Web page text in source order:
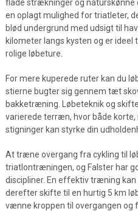
flade strækninger og naturskønne
en oplagt mulighed for triatleter,
blød undergrund med udsigt til
kilometer langs kysten og er
rolige løbeture.
For mere kuperede ruter kan du
stierne bugter sig gennem tæt
bakketræning. Løbeteknik og
varierede terræn, hvor både korte,
stigninger kan styrke din
At træne overgang fra cykling til
triatlontræningen, og Falster har
discipliner. En effektiv træning
derefter skifte til en hurtig 5 km
vænne kroppen til overgangen